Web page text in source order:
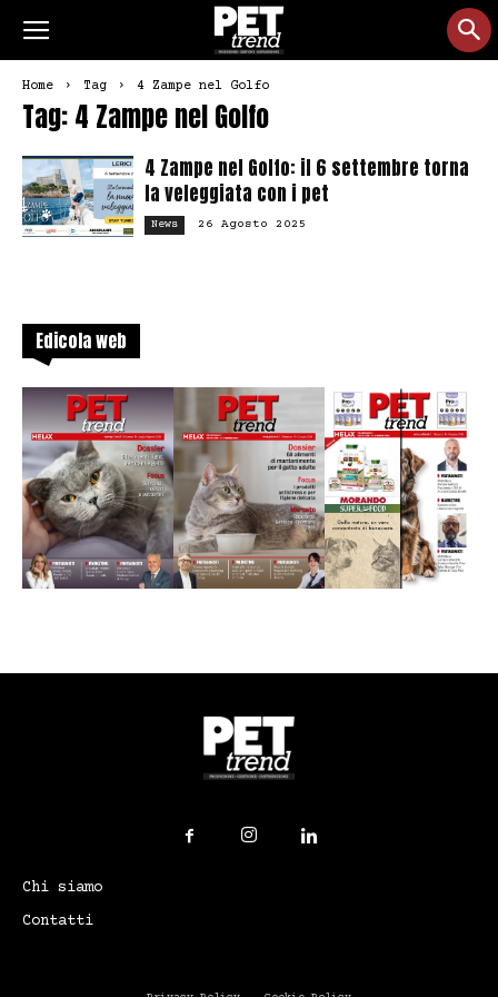
Home Tag 4 Zampe nel Golfo
Tag: 4 Zampe nel Golfo
4 Zampe nel Golfo: il 6 settembre torna
la veleggiata con i pet
News 26 Agosto 2025
Edicola web
Chi siamo
Contatti